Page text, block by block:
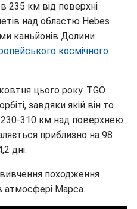
235 км від поверхні
над областю Hebes
каньйонів Долини
космічного
цього року. TGO
завдяки якій він то
230-310 км над поверхнею
приблизно на 98
дні.
походження
атмосфері Марса.